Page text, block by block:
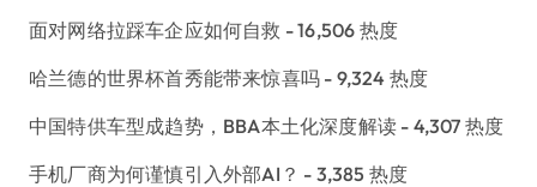
面对网络拉踩车企应如何自救 - 16,506 热度
哈兰德的世界杯首秀能带来惊喜吗 - 9,324 热度
中国特供车型成趋势，BBA本土化深度解读 - 4,307 热度
手机厂商为何谨慎引入外部AI？ - 3,385 热度